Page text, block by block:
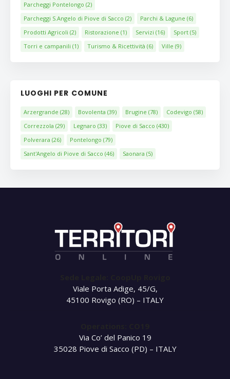
Parcheggi Pontelongo (2)
Parcheggi S.Angelo di Piove di Sacco (2) Parchi & Lagune (6)
Prodotti Agricoli (2) Ristorazione (1) Servizi (16) Sport (5)
Torri e campanili (1) Turismo & Ricettività (6) Ville (9)
LUOGHI PER COMUNE
Arzergrande (28) Bovolenta (39) Brugine (78) Codevigo (58)
Correzzola (29) Legnaro (33) Piove di Sacco (430)
Polverara (26) Pontelongo (79)
Sant'Angelo di Piove di Sacco (46) Saonara (5)
Viale Porta Adige, 45/G,
45100 Rovigo (RO) – ITALY
Via Co’ del Panico 19
35028 Piove di Sacco (PD) – ITALY